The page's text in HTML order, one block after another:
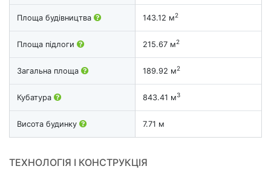
Площа будівництва 143.12 м2
Площа підлоги 215.67 м2
Загальна площа 189.92 м2
Кубатура 843.41 м3
Висота будинку 7.71 м
ТЕХНОЛОГІЯ І КОНСТРУКЦІЯ